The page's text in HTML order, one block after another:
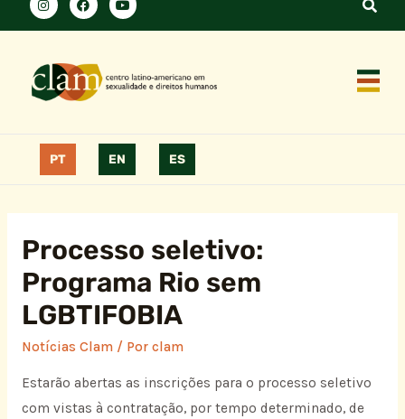
PT EN ES
Processo seletivo:
Programa Rio sem
LGBTIFOBIA
Notícias Clam/ Por clam
Estarão abertas as inscrições para o processo seletivo
com vistas à contratação, por tempo determinado, de